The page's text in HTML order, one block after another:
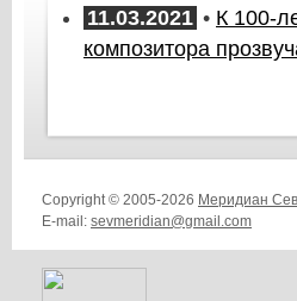
11.03.2021 • К 100-
композитора
Copyright © 2005-2026 Меридиан
E-mail: sevmeridian@gmail.com